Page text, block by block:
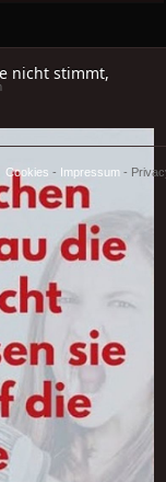
nicht stimmt,
Cookies - Impressum -